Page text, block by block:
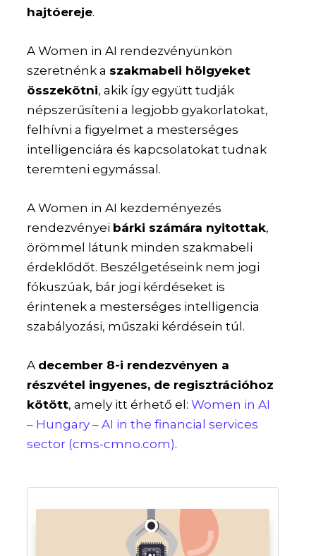
hajtóereje.
A Women in AI rendezvényünkön
szeretnénk a szakmabeli hölgyeket
összekötni, akik így együtt tudják
népszerűsíteni a legjobb gyakorlatokat,
felhívni a figyelmet a mesterséges
intelligenciára és kapcsolatokat tudnak
teremteni egymással.
A Women in AI kezdeményezés
rendezvényei bárki számára nyitottak,
örömmel látunk minden szakmabeli
érdeklődőt. Beszélgetéseink nem jogi
fókuszúak, bár jogi kérdéseket is
érintenek a mesterséges intelligencia
szabályozási, műszaki kérdésein túl.
A december 8-i rendezvényen a
részvétel ingyenes, de regisztrációhoz
kötött, amely itt érhető el:Women in AI
– Hungary – AI in the financial services
sector (cms-cmno.com).